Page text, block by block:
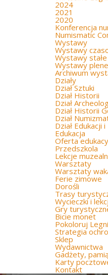
2024
2021
2020
Konferencja
Numismatic
Wystawy
Wystawy
Wystawy stałe
Wystawy
Archiwum
Działy
Dział Sztuki
Dział Historii
Dział
Dział Historii
Dział
Dział Edukacji
Edukacja
Oferta
Przedszkola
Lekcje
Warsztaty
Warsztaty
Ferie zimowe
Dorośli
Trasy
Wycieczki i
Gry
Bicie monet
Pokoloruj
Strategia
Sklep
Wydawnictwa
Gadżety,
Karty
Kontakt